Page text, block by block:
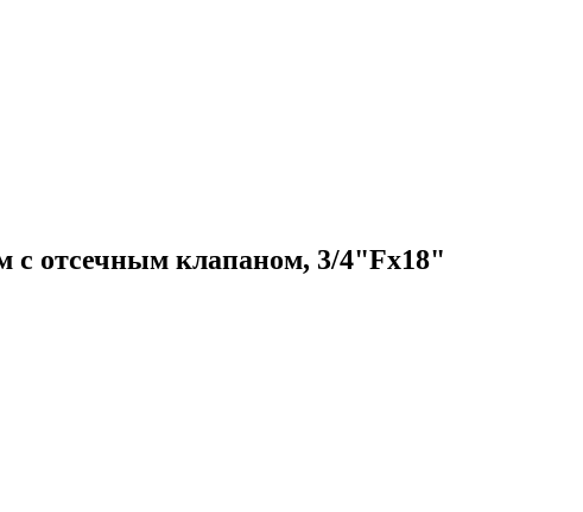
с отсечным клапаном, 3/4"Fx18"